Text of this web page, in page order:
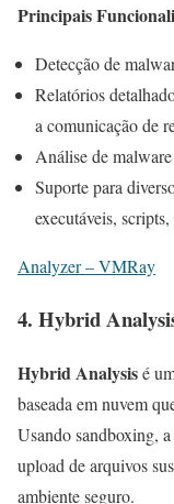
Principais
Detecção de
Relatórios
a comunicação de
Análise de
Suporte para
executáveis,
Analyzer – VMRay
4. Hybrid
Hybrid Analysisé
baseada em nuvem
Usando sandboxing,
upload de arquivos
ambiente seguro.